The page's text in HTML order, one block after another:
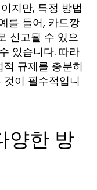
지만, 특정 방법
를 들어, 카드깡
신고될 수 있으
있습니다. 따라
규제를 충분히
이 필수적입니
양한 방